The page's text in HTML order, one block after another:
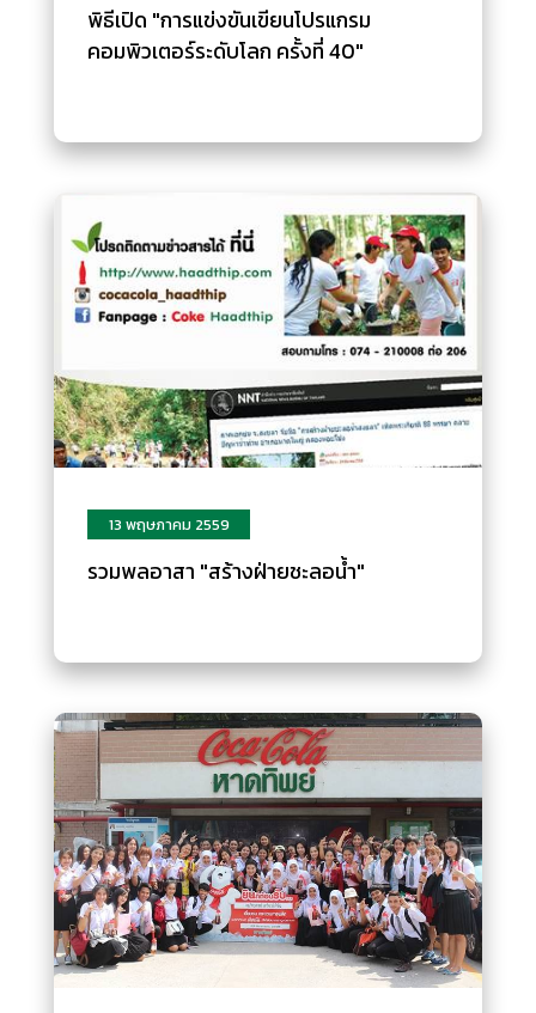
พิธีเปิด "การแข่งขันเขียนโปรแกรม
คอมพิวเตอร์ระดับโลก ครั้งที่ 40"
13 พฤษภาคม 2559
รวมพลอาสา "สร้างฝ่ายชะลอน้ำ"